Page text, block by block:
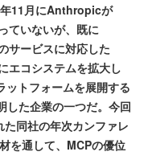
11月にAnthropicが
ていないが、既に
サービスに対応した
エコシステムを拡大し
ットフォームを展開する
した企業の一つだ。今回
同社の年次カンファレ
を通して、MCPの優位